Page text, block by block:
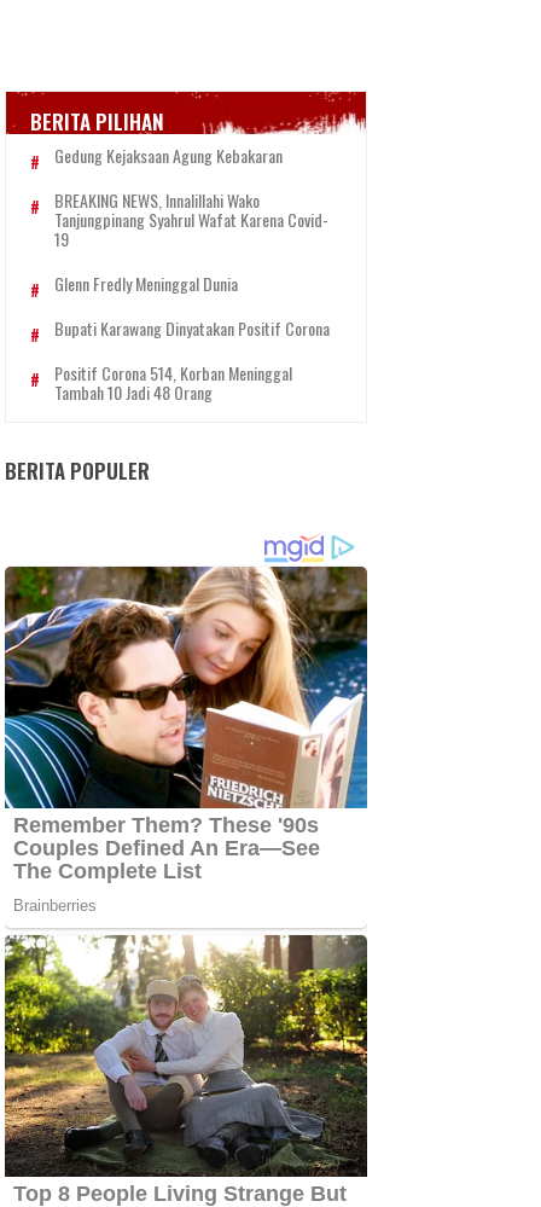
BERITA PILIHAN
Gedung Kejaksaan Agung Kebakaran
BREAKING NEWS, Innalillahi Wako
Tanjungpinang Syahrul Wafat Karena Covid-
19
Glenn Fredly Meninggal Dunia
Bupati Karawang Dinyatakan Positif Corona
Positif Corona 514, Korban Meninggal
Tambah 10 Jadi 48 Orang
BERITA POPULER